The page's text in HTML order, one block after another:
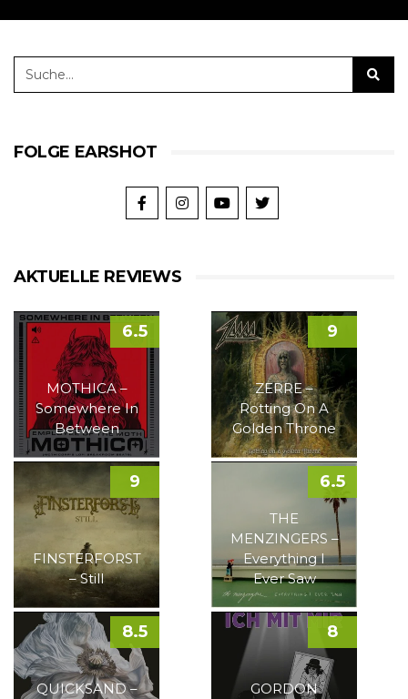
FOLGE EARSHOT
AKTUELLE REVIEWS
MOTHICA –
Somewhere In
Between
6.5
ZERRE –
Rotting On A
Golden Throne
9
FINSTERFORST
– Still
9
THE
MENZINGERS –
Everything I
Ever Saw
6.5
QUICKSAND –
8.5
GORDON
8